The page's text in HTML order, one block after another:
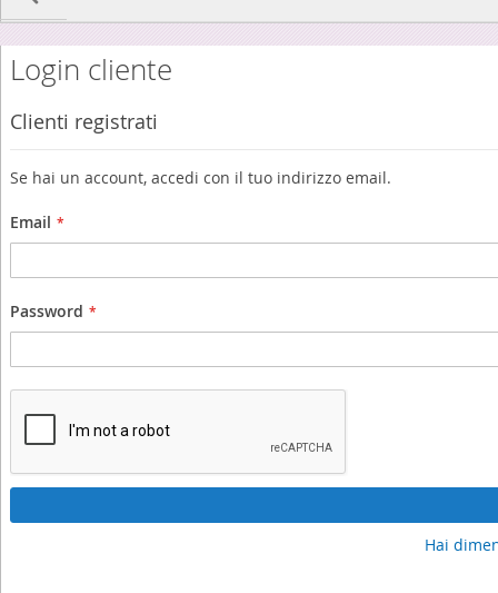
Login cliente
Clienti registrati
Se hai un account, accedi con il tuo indirizzo email.
Email
Password
Hai